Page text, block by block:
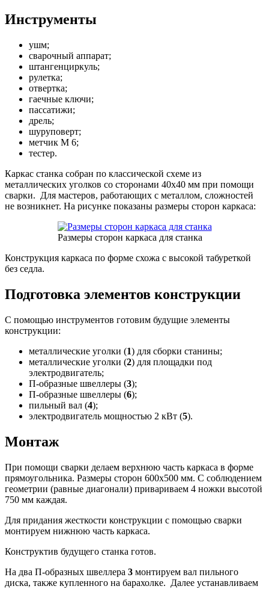
Инструменты
ушм;
сварочный аппарат;
штангенциркуль;
рулетка;
отвертка;
гаечные ключи;
пассатижи;
дрель;
шуруповерт;
метчик М 6;
тестер.
Каркас станка собран по классической схеме из
металлических уголков со сторонами 40х40 мм при помощи
сварки. Для мастеров, работающих с металлом, сложностей
не возникнет. На рисунке показаны размеры сторон каркаса:
Размеры сторон каркаса для станка
Конструкция каркаса по форме схожа с высокой табуреткой
без седла.
Подготовка элементов конструкции
С помощью инструментов готовим будущие элементы
конструкции:
металлические уголки (1) для сборки станины;
металлические уголки (2) для площадки под
электродвигатель;
П-образные швеллеры (3);
П-образные швеллеры (6);
пильный вал (4);
электродвигатель мощностью 2 кВт (5).
Монтаж
При помощи сварки делаем верхнюю часть каркаса в форме
прямоугольника. Размеры сторон 600х500 мм. С соблюдением
геометрии (равные диагонали) привариваем 4 ножки высотой
750 мм каждая.
Для придания жесткости конструкции с помощью сварки
монтируем нижнюю часть каркаса.
Конструктив будущего станка готов.
На два П-образных швеллера 3 монтируем вал пильного
диска, также купленного на барахолке. Далее устанавливаем